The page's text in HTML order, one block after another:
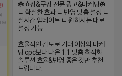
☘️쇼핑&쿠팡 전문 광고&마케팅☘️
ㄴ 확실한 효과 ㄴ 반영 맞춤 설정 ㄴ
실시간 업데이트 ㄴ 원하시는 대로
설정 가능
─────────────────
효율적인 검토로 기대 이상의 마케
팅 cpc보다 나은 1:1 맞춤 최적화
솔루션 효율&반영 좋은 것만 추천
드립니다.